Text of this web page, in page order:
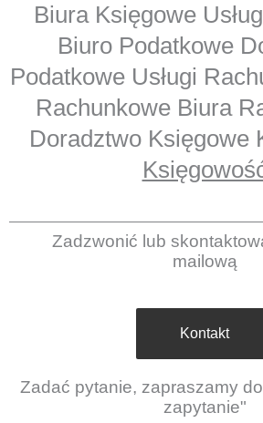
Biura Księgowe
Biuro Podatkowe
Podatkowe Usługi
Rachunkowe Biura
Doradztwo Księgowe
Zadzwonić lub
mailową
Kontakt
Zadać pytanie, zapraszamy
zapytanie"